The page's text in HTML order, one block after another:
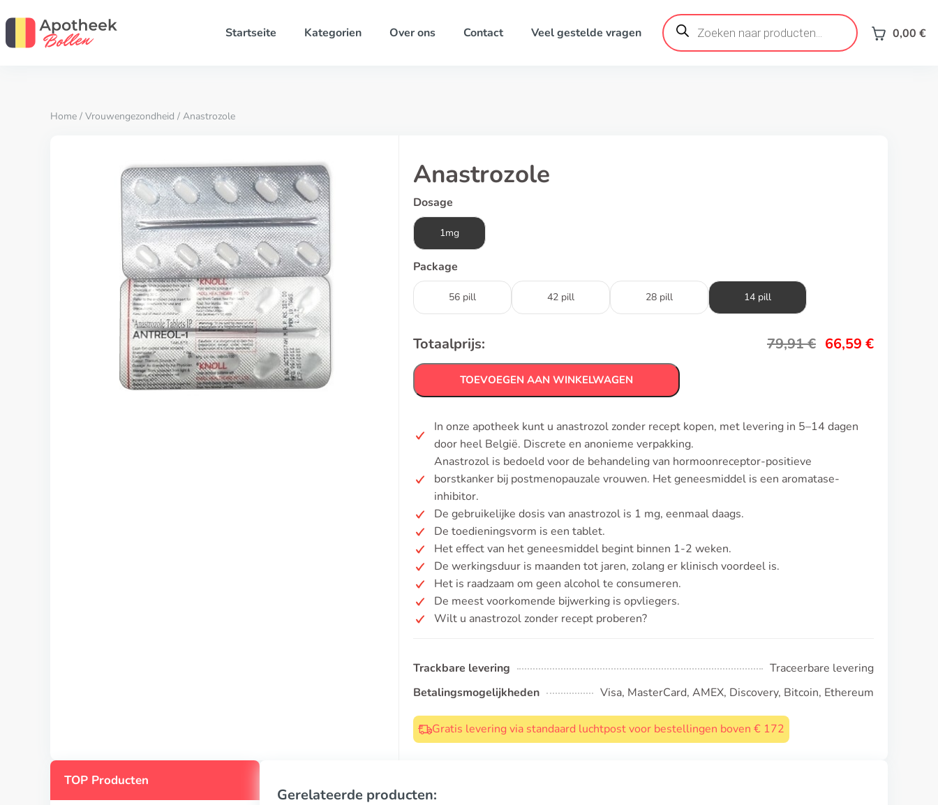
Startseite Kategorien Over ons Contact Veel gestelde vragen
Products
search 0,00 €
Home / Vrouwengezondheid / Anastrozole
Anastrozole
Dosage
1mg
Package
56 pill 42 pill 28 pill 14 pill
Totaalprijs: 79,91€ 66,59 €
TOEVOEGEN AAN WINKELWAGEN
In onze apotheek kunt u anastrozol zonder recept kopen, met levering in 5–14 dagen
door heel België. Discrete en anonieme verpakking.
Anastrozol is bedoeld voor de behandeling van hormoonreceptor-positieve
borstkanker bij postmenopauzale vrouwen. Het geneesmiddel is een aromatase-
inhibitor.
De gebruikelijke dosis van anastrozol is 1 mg, eenmaal daags.
De toedieningsvorm is een tablet.
Het effect van het geneesmiddel begint binnen 1-2 weken.
De werkingsduur is maanden tot jaren, zolang er klinisch voordeel is.
Het is raadzaam om geen alcohol te consumeren.
De meest voorkomende bijwerking is opvliegers.
Wilt u anastrozol zonder recept proberen?
Trackbare levering
Traceerbare levering
Betalingsmogelijkheden
Visa, MasterCard, AMEX, Discovery, Bitcoin, Ethereum
Gratis levering via standaard luchtpost voor bestellingen boven € 172
TOP Producten
Gerelateerde producten: